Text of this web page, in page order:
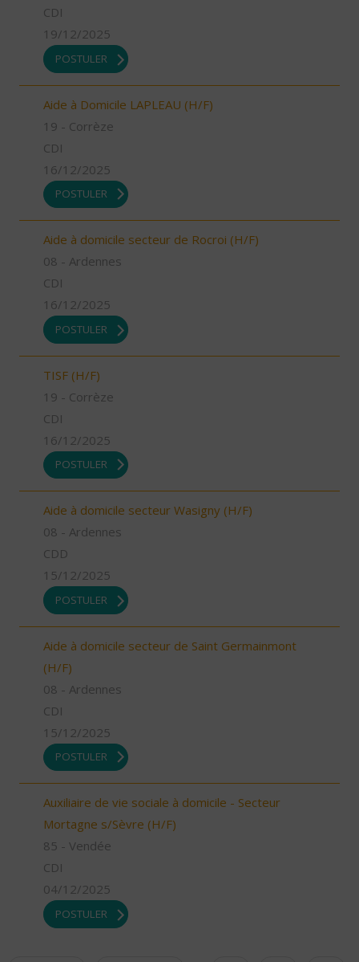
CDI
19/12/2025
POSTULER
Aide à Domicile LAPLEAU (H/F)
19 - Corrèze
CDI
16/12/2025
POSTULER
Aide à domicile secteur de Rocroi (H/F)
08 - Ardennes
CDI
16/12/2025
POSTULER
TISF (H/F)
19 - Corrèze
CDI
16/12/2025
POSTULER
Aide à domicile secteur Wasigny (H/F)
08 - Ardennes
CDD
15/12/2025
POSTULER
Aide à domicile secteur de Saint Germainmont
(H/F)
08 - Ardennes
CDI
15/12/2025
POSTULER
Auxiliaire de vie sociale à domicile - Secteur
Mortagne s/Sèvre (H/F)
85 - Vendée
CDI
04/12/2025
POSTULER